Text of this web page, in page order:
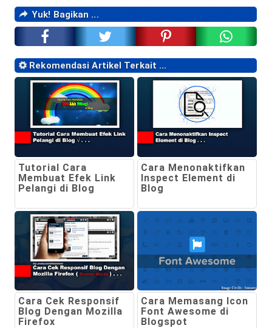
Yuk! Bagikan ...
Rekomendasi Artikel Terkait ...
Tutorial Cara
Membuat Efek Link
Pelangi di Blog
Cara Menonaktifkan
Inspect Element di
Blog
Cara Cek Responsif
Blog Dengan Mozilla
Firefox
Cara Memasang Icon
Font Awesome di
Blogspot